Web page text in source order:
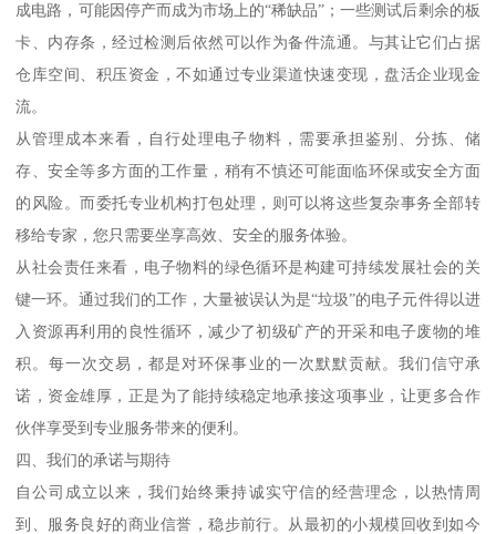
成电路，可能因停产而成为市场上的“稀缺品”；一些测试后剩余的板
卡、内存条，经过检测后依然可以作为备件流通。与其让它们占据
仓库空间、积压资金，不如通过专业渠道快速变现，盘活企业现金
流。
从管理成本来看，自行处理电子物料，需要承担鉴别、分拣、储
存、安全等多方面的工作量，稍有不慎还可能面临环保或安全方面
的风险。而委托专业机构打包处理，则可以将这些复杂事务全部转
移给专家，您只需要坐享高效、安全的服务体验。
从社会责任来看，电子物料的绿色循环是构建可持续发展社会的关
键一环。通过我们的工作，大量被误认为是“垃圾”的电子元件得以进
入资源再利用的良性循环，减少了初级矿产的开采和电子废物的堆
积。每一次交易，都是对环保事业的一次默默贡献。我们信守承
诺，资金雄厚，正是为了能持续稳定地承接这项事业，让更多合作
伙伴享受到专业服务带来的便利。
四、我们的承诺与期待
自公司成立以来，我们始终秉持诚实守信的经营理念，以热情周
到、服务良好的商业信誉，稳步前行。从最初的小规模回收到如今